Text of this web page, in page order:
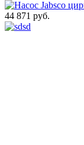
44 871 руб.